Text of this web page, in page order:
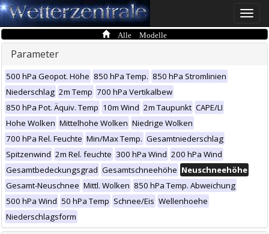
Toggle
Alle Modelle
Parameter
500 hPa Geopot. Höhe 850 hPa Temp. 850 hPa Stromlinien
Niederschlag 2m Temp 700 hPa Vertikalbew
850 hPa Pot. Äquiv. Temp 10m Wind 2m Taupunkt CAPE/LI
Hohe Wolken Mittelhohe Wolken Niedrige Wolken
700 hPa Rel. Feuchte Min/Max Temp. Gesamtniederschlag
Spitzenwind 2m Rel. feuchte 300 hPa Wind 200 hPa Wind
Gesamtbedeckungsgrad Gesamtschneehöhe Neuschneehöhe
Gesamt-Neuschnee Mittl. Wolken 850 hPa Temp. Abweichung
500 hPa Wind 50 hPa Temp Schnee/Eis Wellenhoehe
Niederschlagsform